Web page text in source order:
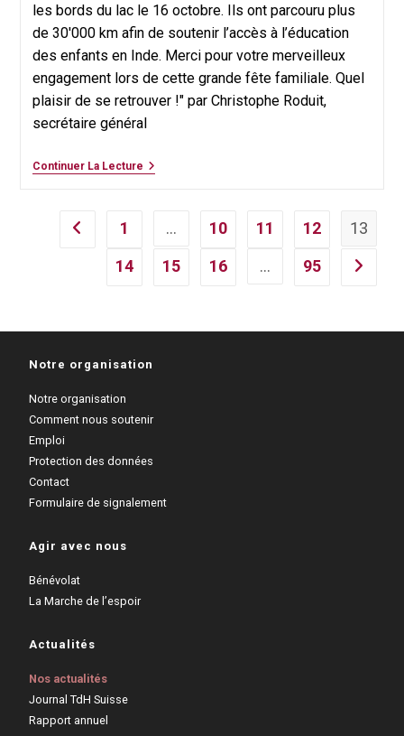
les bords du lac le 16 octobre. Ils ont parcouru plus
de 30'000 km afin de soutenir l’accès à l’éducation
des enfants en Inde. Merci pour votre merveilleux
engagement lors de cette grande fête familiale. Quel
plaisir de se retrouver !" par Christophe Roduit,
secrétaire général
Continuer La LectureJournal
Nouveau
Go to the previous page
1 … 10 11 12
13
14
15 16 … 95 Aller à
Notre organisation
Notre organisation
Comment nous soutenir
Emploi
Protection des données
Contact
Formulaire de signalement
Agir avec nous
Bénévolat
La Marche de l’espoir
Actualités
Nos actualités
Journal TdH Suisse
Rapport annuel